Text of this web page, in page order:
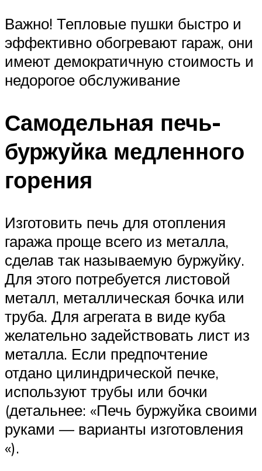
Важно! Тепловые пушки быстро и
эффективно обогревают гараж, они
имеют демократичную стоимость и
недорогое обслуживание
Самодельная печь-
буржуйка медленного
горения
Изготовить печь для отопления
гаража проще всего из металла,
сделав так называемую буржуйку.
Для этого потребуется листовой
металл, металлическая бочка или
труба. Для агрегата в виде куба
желательно задействовать лист из
металла. Если предпочтение
отдано цилиндрической печке,
используют трубы или бочки
(детальнее: «Печь буржуйка своими
руками — варианты изготовления
«).